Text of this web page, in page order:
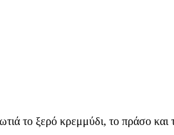
το ξερό κρεμμύδι, το πράσο